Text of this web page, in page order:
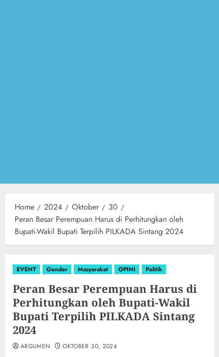
Home 2024 Oktober
30
Peran Besar Perempuan Harus di Perhitungkan oleh
Bupati-Wakil Bupati Terpilih PILKADA Sintang 2024
EVENT Gender Masyarakat OPINI Politik
Peran Besar Perempuan Harus di
Perhitungkan oleh Bupati-Wakil
Bupati Terpilih PILKADA Sintang
2024
ARGUMEN OKTOBER 30, 2024